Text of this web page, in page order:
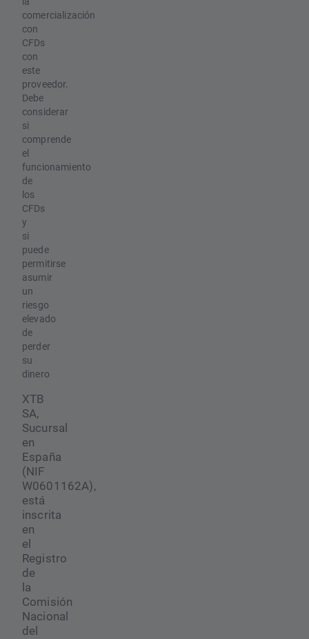
comercialización
con
CFDs
con
este
proveedor.
Debe
considerar
si
comprende
el
funcionamiento
de
los
CFDs
y
si
puede
permitirse
asumir
un
riesgo
elevado
de
perder
su
dinero
XTB
SA,
Sucursal
en
España
(NIF
W0601162A),
está
inscrita
en
el
Registro
de
la
Comisión
Nacional
del